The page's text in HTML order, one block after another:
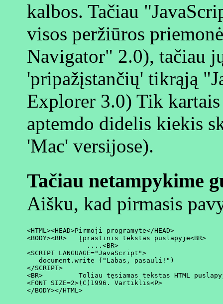
kalbos. Tačiau
visos peržiūros
Navigator" 2.0), tačiau
'pripažįstančių' tikrąją
Explorer 3.0) Tik
aptemdo didelis kiekis
'Mac' versijose).
Tačiau netampykime
Aišku, kad pirmasis
<HTML><HEAD>Pirmoji programytė</HEAD>
<BODY><BR>   Įprastinis tekstas puslapyje<BR>
               ....<BR>
<SCRIPT LANGUAGE="JavaScript">
   document.write ("Labas, pasauli!")
</SCRIPT>
<BR>         Toliau tęsiamas tekstas HTML
<FONT SIZE=2>(C)1996. Vartiklis<P>